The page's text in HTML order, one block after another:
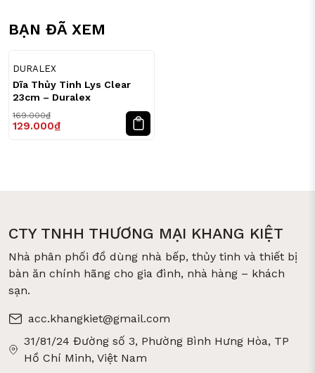
BẠN ĐÃ XEM
DURALEX
Dĩa Thủy Tinh Lys Clear
23cm – Duralex
169.000₫
129.000₫
CTY TNHH THƯƠNG MẠI KHANG KIỆT
Nhà phân phối đồ dùng nhà bếp, thủy tinh và thiết bị
bàn ăn chính hãng cho gia đình, nhà hàng – khách
sạn.
acc.khangkiet@gmail.com
31/81/24 Đường số 3, Phường Bình Hưng Hòa, TP
Hồ Chí Minh, Việt Nam